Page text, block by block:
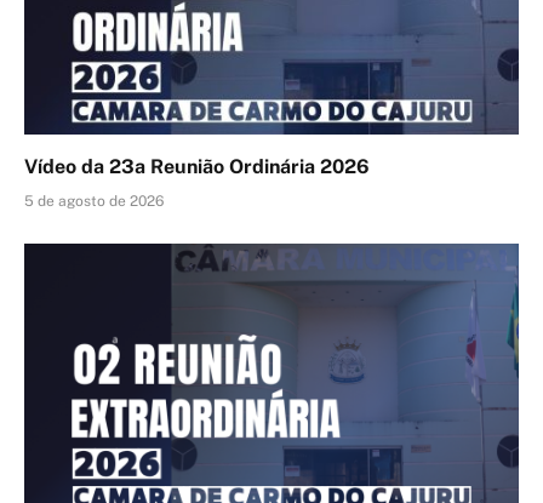
Vídeo da 23a Reunião Ordinária 2026
5 de agosto de 2026